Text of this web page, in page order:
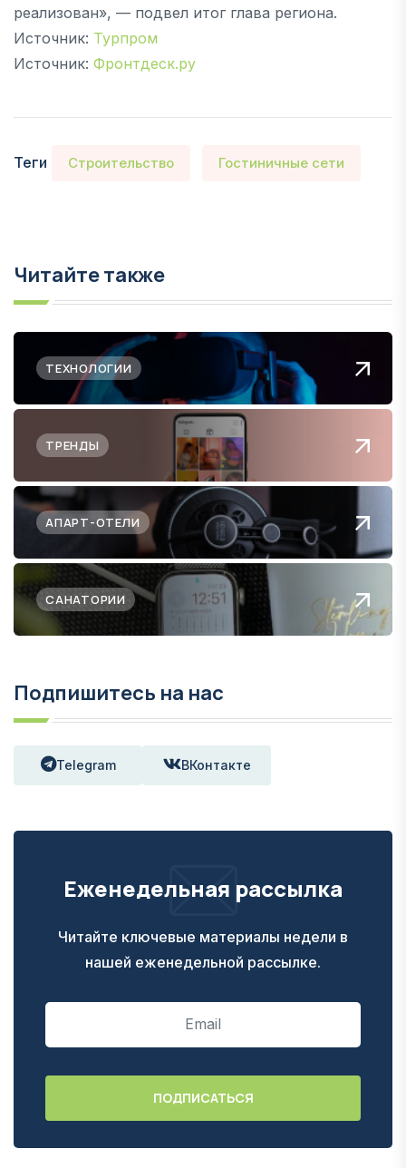
реализован», — подвел итог глава региона.
Источник: Турпром
Источник: Фронтдеск.ру
Теги Строительство Гостиничные сети
Читайте также
ТЕХНОЛОГИИ
ТРЕНДЫ
АПАРТ-ОТЕЛИ
САНАТОРИИ
Подпишитесь на нас
Telegram ВКонтакте
Еженедельная рассылка
Читайте ключевые материалы недели в
нашей еженедельной рассылке.